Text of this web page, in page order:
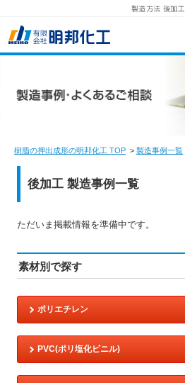
製造方法 後加工
樹脂の押出成形の明邦化工 TOP > 製造事例一覧
後加工 製造事例一覧
ただいま掲載情報を準備中です。
素材別で探す
ポリエチレン
PVC(ポリ塩化ビニル)